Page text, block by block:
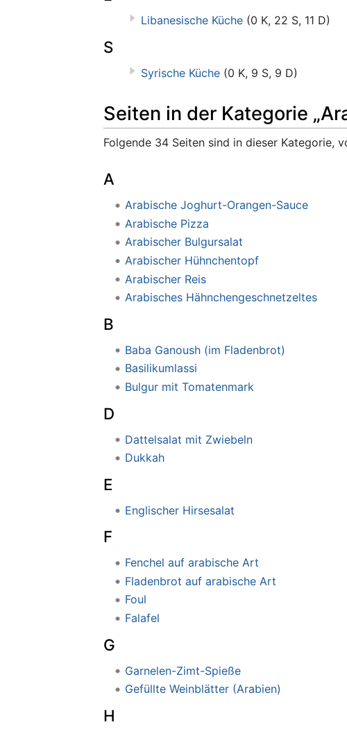
Libanesische Küche (0 K, 22 S, 11 D)
S
Syrische Küche (0 K, 9 S, 9 D)
Seiten in der Kategorie
Folgende 34 Seiten sind in dieser Kategorie,
A
Arabische Joghurt-Orangen-Sauce
Arabische Pizza
Arabischer Bulgursalat
Arabischer Hühnchentopf
Arabischer Reis
Arabisches Hähnchengeschnetzeltes
B
Baba Ganoush (im Fladenbrot)
Basilikumlassi
Bulgur mit Tomatenmark
D
Dattelsalat mit Zwiebeln
Dukkah
E
Englischer Hirsesalat
F
Fenchel auf arabische Art
Fladenbrot auf arabische Art
Foul
Falafel
G
Garnelen-Zimt-Spieße
Gefüllte Weinblätter (Arabien)
H